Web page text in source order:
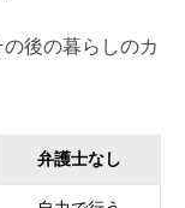
後の暮らしのカ
弁護士なし